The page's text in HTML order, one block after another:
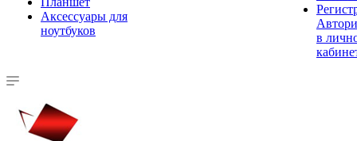
Аксессуары для
ноутбуков
в